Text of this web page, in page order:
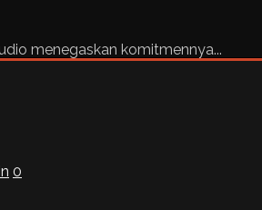
menegaskan komitmennya...
0